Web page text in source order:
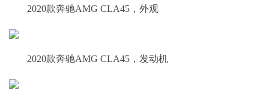
2020款奔驰AMG CLA45，外观
2020款奔驰AMG CLA45，发动机